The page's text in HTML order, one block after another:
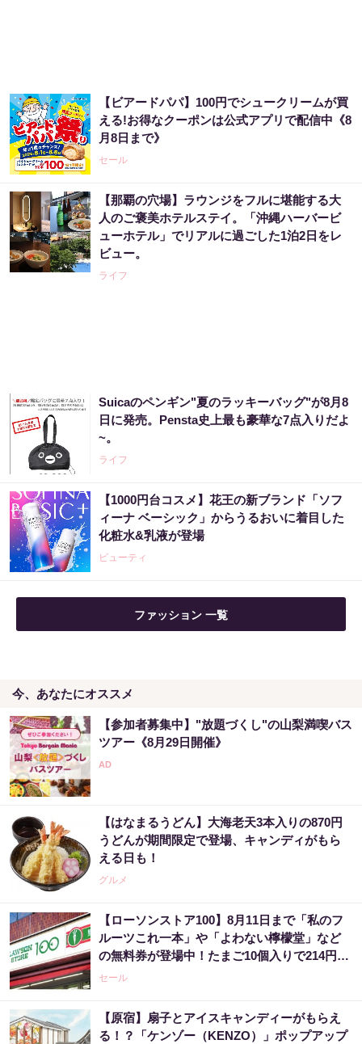
【ビアードパパ】100円でシュークリームが買
える!お得なクーポンは公式アプリで配信中《8
月8日まで》
セール
【那覇の穴場】ラウンジをフルに堪能する大
人のご褒美ホテルステイ。「沖縄ハーバービ
ューホテル」でリアルに過ごした1泊2日をレ
ビュー。
ライフ
Suicaのペンギン"夏のラッキーバッグ"が8月8
日に発売。Pensta史上最も豪華な7点入りだよ
~。
ライフ
【1000円台コスメ】花王の新ブランド「ソフ
ィーナ ベーシック」からうるおいに着目した
化粧水&乳液が登場
ビューティ
ファッション 一覧
今、あなたにオススメ
【参加者募集中】"放題づくし"の山梨満喫バス
ツアー《8月29日開催》
【はなまるうどん】大海老天3本入りの870円
うどんが期間限定で登場、キャンディがもら
える日も！
グルメ
【ローソンストア100】8月11日まで「私のフ
ルーツこれ一本」や「よわない檸檬堂」など
の無料券が登場中！たまご10個入りで214円な
どのお得企画も見逃せない。
セール
【原宿】扇子とアイスキャンディーがもらえ
る！？「ケンゾー（KENZO）」ポップアップ